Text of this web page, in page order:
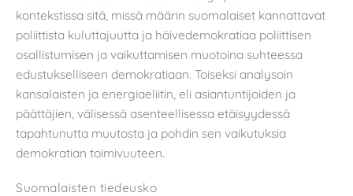
kontekstissa sitä, missä määrin suomalaiset kannattavat
poliittista kuluttajuutta ja häivedemokratiaa poliittisen
osallistumisen ja vaikuttamisen muotoina suhteessa
edustukselliseen demokratiaan. Toiseksi analysoin
kansalaisten ja energiaeliitin, eli asiantuntijoiden ja
päättäjien, välisessä asenteellisessa etäisyydessä
tapahtunutta muutosta ja pohdin sen vaikutuksia
demokratian toimivuuteen.
Suomalaisten tiedeusko